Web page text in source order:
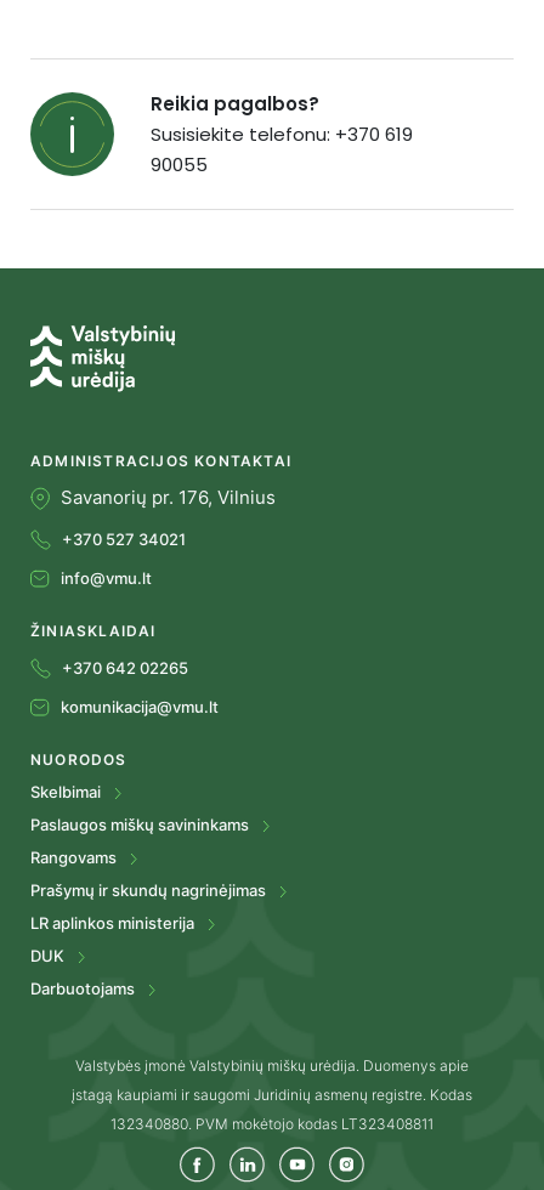
Reikia pagalbos?
Susisiekite telefonu: +370 619
90055
ADMINISTRACIJOS KONTAKTAI
Savanorių pr. 176, Vilnius
+370 527 34021
info@vmu.lt
ŽINIASKLAIDAI
+370 642 02265
komunikacija@vmu.lt
NUORODOS
Skelbimai
Paslaugos miškų savininkams
Rangovams
Prašymų ir skundų nagrinėjimas
LR aplinkos ministerija
DUK
Darbuotojams
Valstybės įmonė Valstybinių miškų urėdija. Duomenys apie
įstagą kaupiami ir saugomi Juridinių asmenų registre. Kodas
132340880. PVM mokėtojo kodas LT323408811